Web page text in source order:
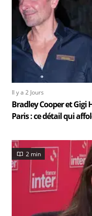
Il y a 2 Jours
Bradley Cooper et Gigi
Paris : ce détail qui
2 min